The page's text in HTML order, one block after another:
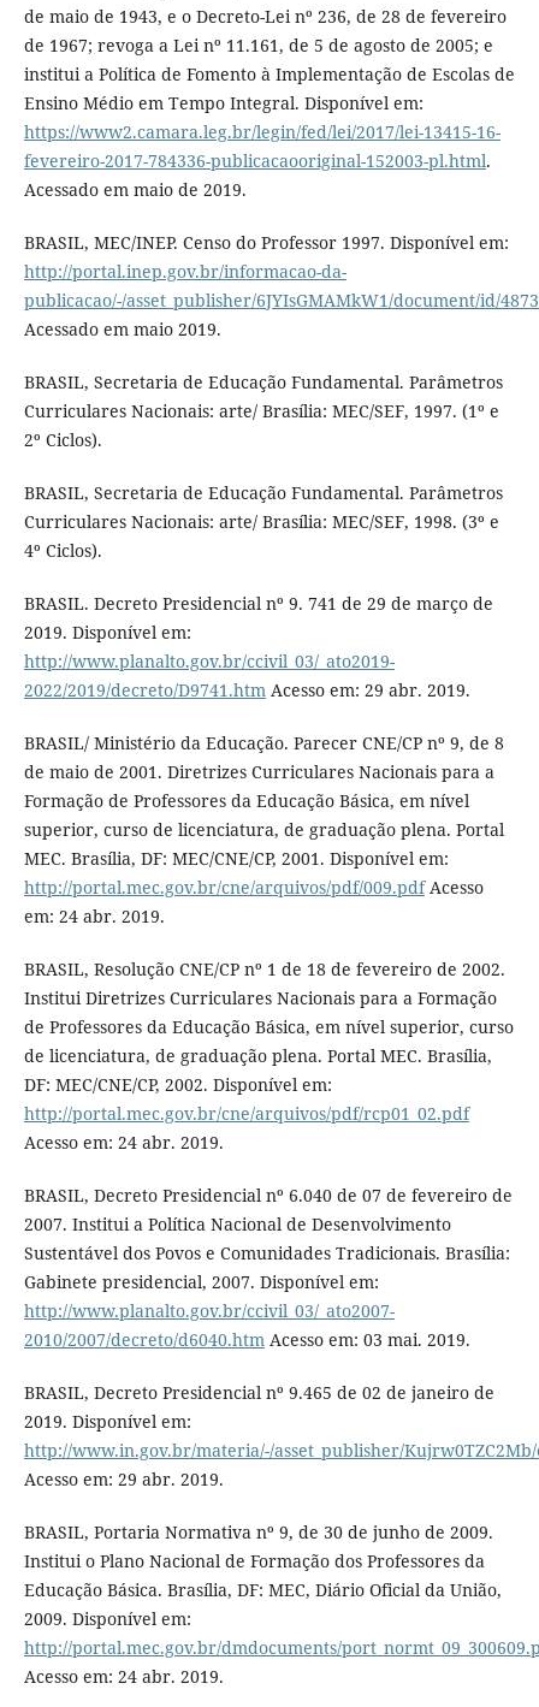
de maio de 1943, e o Decreto-Lei nº 236, de 28 de fevereiro
de 1967; revoga a Lei nº 11.161, de 5 de agosto de 2005; e
institui a Política de Fomento à Implementação de Escolas de
Ensino Médio em Tempo Integral. Disponível em:
https://www2.camara.leg.br/legin/fed/lei/2017/lei-13415-16-
fevereiro-2017-784336-publicacaooriginal-152003-pl.html.
Acessado em maio de 2019.
BRASIL, MEC/INEP. Censo do Professor 1997. Disponível em:
http://portal.inep.gov.br/informacao-da-
publicacao/-/asset_publisher/6JYIsGMAMkW1/document/id/
Acessado em maio 2019.
BRASIL, Secretaria de Educação Fundamental. Parâmetros
Curriculares Nacionais: arte/ Brasília: MEC/SEF, 1997. (1º e
2º Ciclos).
BRASIL, Secretaria de Educação Fundamental. Parâmetros
Curriculares Nacionais: arte/ Brasília: MEC/SEF, 1998. (3º e
4º Ciclos).
BRASIL. Decreto Presidencial nº 9. 741 de 29 de março de
2019. Disponível em:
http://www.planalto.gov.br/ccivil_03/_ato2019-
2022/2019/decreto/D9741.htmAcesso em: 29 abr. 2019.
BRASIL/ Ministério da Educação. Parecer CNE/CP nº 9, de 8
de maio de 2001. Diretrizes Curriculares Nacionais para a
Formação de Professores da Educação Básica, em nível
superior, curso de licenciatura, de graduação plena. Portal
MEC. Brasília, DF: MEC/CNE/CP, 2001. Disponível em:
http://portal.mec.gov.br/cne/arquivos/pdf/009.pdfAcesso
em: 24 abr. 2019.
BRASIL, Resolução CNE/CP nº 1 de 18 de fevereiro de 2002.
Institui Diretrizes Curriculares Nacionais para a Formação
de Professores da Educação Básica, em nível superior, curso
de licenciatura, de graduação plena. Portal MEC. Brasília,
DF: MEC/CNE/CP, 2002. Disponível em:
http://portal.mec.gov.br/cne/arquivos/pdf/rcp01_02.pdf
Acesso em: 24 abr. 2019.
BRASIL, Decreto Presidencial nº 6.040 de 07 de fevereiro de
2007. Institui a Política Nacional de Desenvolvimento
Sustentável dos Povos e Comunidades Tradicionais. Brasília:
Gabinete presidencial, 2007. Disponível em:
http://www.planalto.gov.br/ccivil_03/_ato2007-
2010/2007/decreto/d6040.htmAcesso em: 03 mai. 2019.
BRASIL, Decreto Presidencial nº 9.465 de 02 de janeiro de
2019. Disponível em:
http://www.in.gov.br/materia/-/asset_publisher/
Acesso em: 29 abr. 2019.
BRASIL, Portaria Normativa nº 9, de 30 de junho de 2009.
Institui o Plano Nacional de Formação dos Professores da
Educação Básica. Brasília, DF: MEC, Diário Oficial da União,
2009. Disponível em:
http://portal.mec.gov.br/dmdocuments/
Acesso em: 24 abr. 2019.